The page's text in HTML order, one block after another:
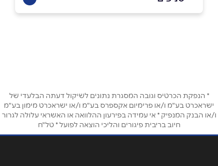
באתר באינסטגרם
טלפון*
אימייל *
* הנפקת הכרטיס וגובה המסגרת נתונים לשיקול דעתה הבלעדי של
ישראכרט בע"מ ו/או פרימיום אקספרס בע"מ ו/או ישראכרט מימון בע"מ
ו/או הבנק המנפיק * אי עמידה בפירעון ההלוואה או האשראי עלולה לגרור
חיוב בריבית פיגורים והליכי הוצאה לפועל * טל"ח